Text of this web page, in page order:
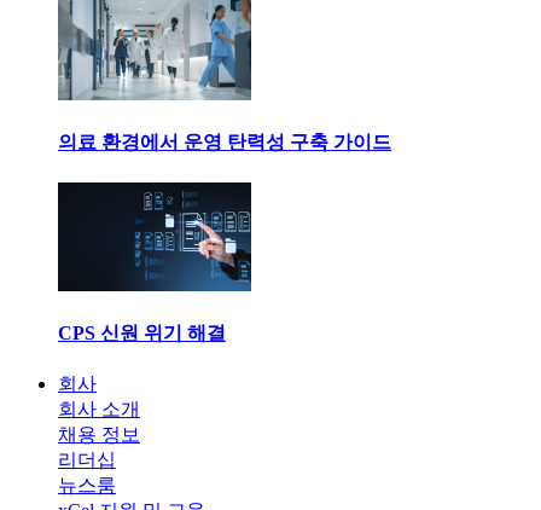
의료 환경에서 운영 탄력성 구축 가이드
CPS 신원 위기 해결
회사
회사 소개
채용 정보
리더십
뉴스룸